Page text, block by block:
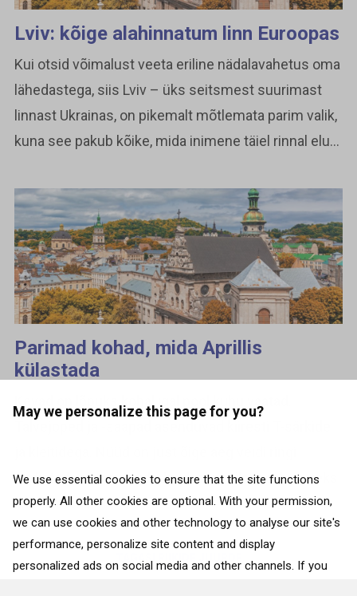
May we personalize this page for you?
We use essential cookies to ensure that the site functions
properly. All other cookies are optional. With your permission,
we can use cookies and other technology to analyse our site's
performance, personalize site content and display
personalized ads on social media and other channels. If you
Lviv: kõige alahinnatum linn Euroopas
Kui otsid võimalust veeta eriline nädalavahetus oma
lähedastega, siis Lviv – üks seitsmest suurimast
linnast Ukrainas, on pikemalt mõtlemata parim valik,
kuna see pakub kõike, mida inimene täiel rinnal elu...
Parimad kohad, mida Aprillis
külastada
uudistada ning tutvuda, kuidas maailm saabuvateks
lihavõteteks...